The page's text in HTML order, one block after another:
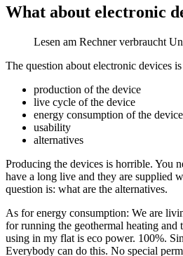
What about electronic
Lesen am Rechner verbraucht
The question about electronic devices
production of the device
live cycle of the device
energy consumption of the device
usability
alternatives
Producing the devices is horrible. You
have a long live and they are supplied
question is: what are the alternatives.
As for energy consumption: We are
for running the geothermal heating
using in my flat is eco power. 100%.
Everybody can do this. No special